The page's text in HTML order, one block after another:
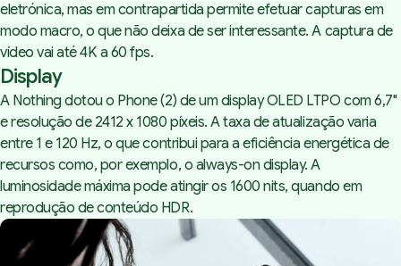
eletrónica, mas em contrapartida permite efetuar capturas em
modo macro, o que não deixa de ser interessante. A captura de
vídeo vai até 4K a 60 fps.
Display
A Nothing dotou o Phone (2) de um display OLED LTPO com 6,7"
e resolução de 2412 x 1080 píxeis. A taxa de atualização varia
entre 1 e 120 Hz, o que contribui para a eficiência energética de
recursos como, por exemplo, o always-on display. A
luminosidade máxima pode atingir os 1600 nits, quando em
reprodução de conteúdo HDR.